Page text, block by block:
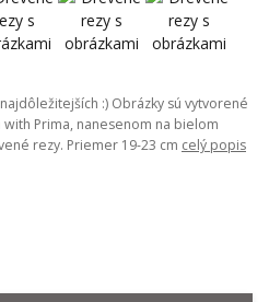
:) Obrázky sú vytvorené
Prima, nanesenom na bielom
rezy. Priemer 19-23 cm celý popis